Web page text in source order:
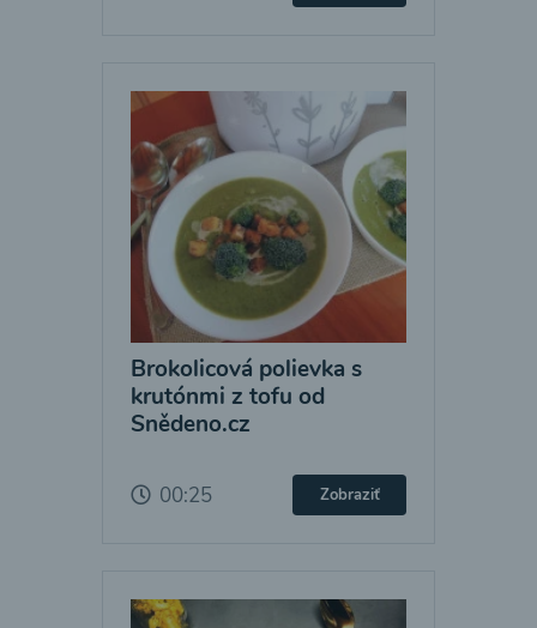
Brokolicová polievka s
krutónmi z tofu od
Snědeno.cz
00:25 Zobraziť